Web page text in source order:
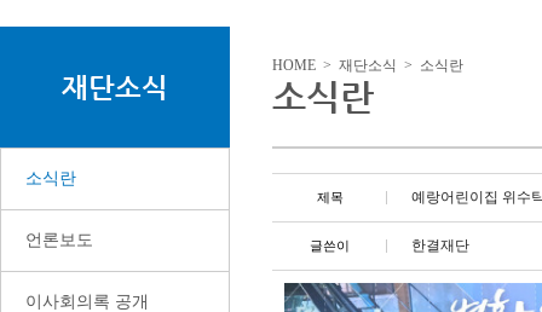
재단소식
소식란
언론보도
이사회의록 공개
HOME > 재단소식 > 소식란
소식란
제목 예랑어린이집 위수
글쓴이 한결재단